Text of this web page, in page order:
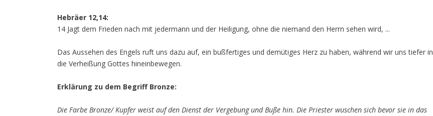
Hebräer 12,14:
14 Jagt dem Frieden nach mit jedermann und der Heiligung, ohne die niemand den Herrn sehen wird, ...
Das Aussehen des Engels ruft uns dazu auf, ein bußfertiges und demütiges Herz zu haben, während wir uns tiefer in
die Verheißung Gottes hineinbewegen.
Erklärung zu dem Begriff Bronze:
Die Farbe Bronze/ Kupfer weist auf den Dienst der Vergebung und Buße hin. Die Priester wuschen sich bevor sie in das